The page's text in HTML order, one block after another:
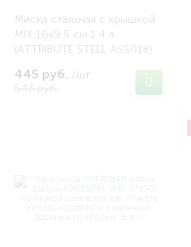
Миска стальная с крышкой
MIX 16х9.5 см 1.4 л
(ATTRIBUTE STEEL ASS018)
445 руб. /шт
543 руб.